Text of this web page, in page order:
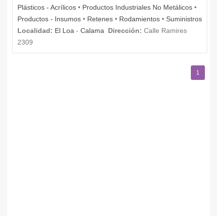
Plásticos - Acrílicos • Productos Industriales No Metálicos •
Productos - Insumos • Retenes • Rodamientos • Suministros
Localidad: El Loa - Calama Dirección: Calle Ramires
2309
1